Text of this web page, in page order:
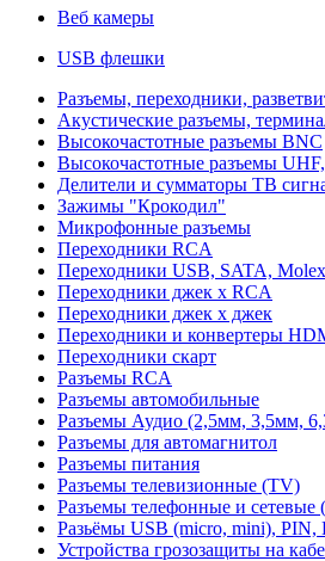
Веб камеры
USB флешки
Разъемы, переходники,
Акустические разъемы,
Высокочастотные разъемы BNC
Высокочастотные разъемы
Делители и сумматоры ТВ
Зажимы "Крокодил"
Микрофонные разъемы
Переходники RCA
Переходники USB, SATA, Molex
Переходники джек х RCA
Переходники джек х джек
Переходники и конвертеры
Переходники скарт
Разъемы RCA
Разъемы автомобильные
Разъемы Аудио (2,5мм, 3,5мм,
Разъемы для автомагнитол
Разъемы питания
Разъемы телевизионные (TV)
Разъемы телефонные и
Разьёмы USB (micro, mini), PIN,
Устройства грозозащиты на